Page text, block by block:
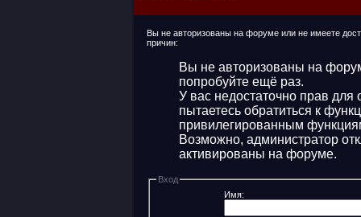
Вы не авторизованы на форуме или не имеете
причин:
Вы не авторизованы на
попробуйте ещё раз.
У вас недостаточно прав
пытаетесь обратиться к
привилегированным
Возможно, администратор
активированы на форуме.
Вход
Имя: